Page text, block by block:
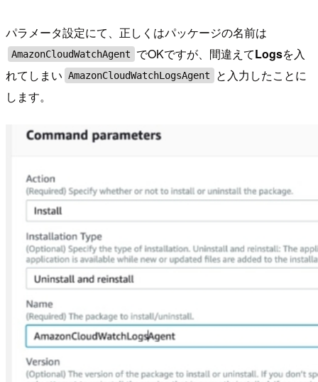
パラメータ設定にて、正しくはパッケージの名前は
AmazonCloudWatchAgent でOKですが、間違えてLogsを入
れてしまい AmazonCloudWatchLogsAgent
と入力したことに
します。